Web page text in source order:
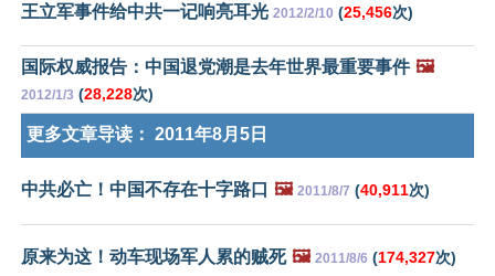
王立军事件给中共一记响亮耳光 2012/2/10 (25,456次)
国际权威报告：中国退党潮是去年世界最重要事件 🖼️
2012/1/3 (28,228次)
更多文章导读： 2011年8月5日
中共必亡！中国不存在十字路口 🖼️ 2011/8/7 (40,911次)
原来为这！动车现场军人累的贼死 🖼️ 2011/8/6 (174,327次)